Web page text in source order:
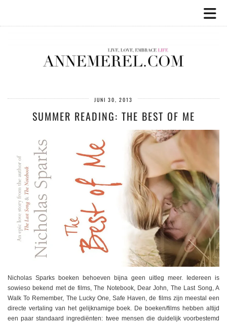
JUNI 30, 2013
SUMMER READING: THE BEST OF ME
Nicholas Sparks boeken behoeven bijna geen uitleg meer. Iedereen is
sowieso bekend met de films, The Notebook, Dear John, The Last Song, A
Walk To Remember, The Lucky One, Safe Haven, de films zijn meestal een
directe vertaling van het gelijknamige boek. De boeken/films hebben altijd
een paar standaard ingrediënten: twee mensen die duidelijk voorbestemd